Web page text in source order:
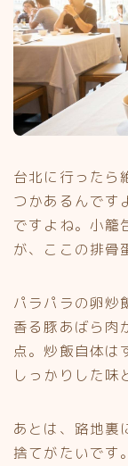
台北に行ったら
つかあるんです
ですよね。小籠
が、ここの排骨
パラパラの卵炒
香る豚あばら肉
点。炒飯自体は
しっかりした味
あとは、路地裏
捨てがたいです